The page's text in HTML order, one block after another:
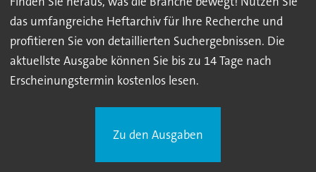
das umfangreiche Heftarchiv für Ihre Recherche und
profitieren Sie von detaillierten Suchergebnissen. Die
aktuellste Ausgabe können Sie bis zu 14 Tage nach
Erscheinungstermin kostenlos lesen.
Zu den Ausgaben